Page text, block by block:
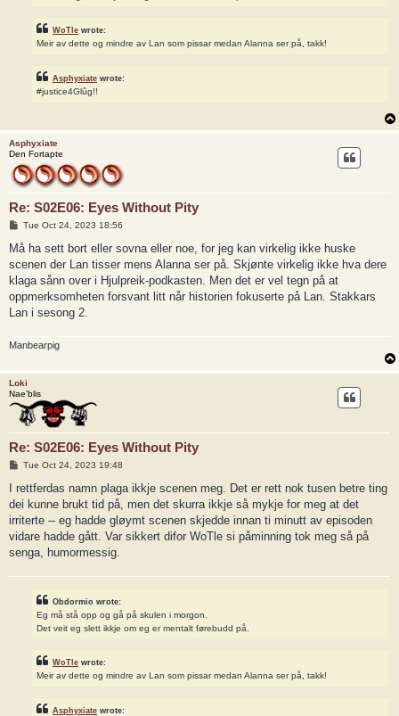
WoTle wrote:
Meir av dette og mindre av Lan som pissar medan Alanna ser på, takk!
Asphyxiate wrote:
#justice4Glûg!!
Asphyxiate
Den Fortapte
Re: S02E06: Eyes Without Pity
P
s
Tue Oct 24, 2023 18:56
Må ha sett bort eller sovna eller noe, for jeg kan virkelig ikke huske
scenen der Lan tisser mens Alanna ser på. Skjønte virkelig ikke hva dere
klaga sånn over i Hjulpreik-podkasten. Men det er vel tegn på at
oppmerksomheten forsvant litt når historien fokuserte på Lan. Stakkars
Lan i sesong 2.
Manbearpig
Loki
Nae’blis
Re: S02E06: Eyes Without Pity
P
s
Tue Oct 24, 2023 19:48
I rettferdas namn plaga ikkje scenen meg. Det er rett nok tusen betre ting
dei kunne brukt tid på, men det skurra ikkje så mykje for meg at det
irriterte -- eg hadde gløymt scenen skjedde innan ti minutt av episoden
vidare hadde gått. Var sikkert difor WoTle si påminning tok meg så på
senga, humormessig.
Obdormio wrote:
Eg må stå opp og gå på skulen i morgon.
Det veit eg slett ikkje om eg er mentalt førebudd på.
WoTle wrote:
Meir av dette og mindre av Lan som pissar medan Alanna ser på, takk!
Asphyxiate wrote: